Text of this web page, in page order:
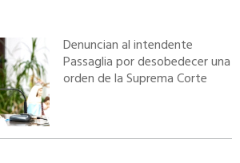
Denuncian al intendente
Passaglia por desobedecer una
orden de la Suprema Corte